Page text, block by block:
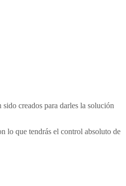
creados para darles la solución
lo que tendrás el control absoluto de